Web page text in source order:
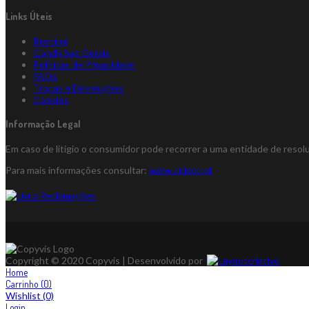
Links Úteis
Renting
Condições Gerais
Políticas de Privacidade
FAQs
Trocas e Devoluções
Cookies
Informação Legal
Em caso de litígio o consumidor pode recorrer a uma entidade de
Para mais informações consultar: www.cniacc.pt
Copyright © 2020 Copyvis | Desenvolvido por
Home
Carrinho (0)
Wishlist (0)